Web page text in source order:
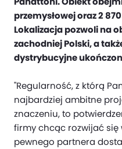
przemysłowej oraz 2
Lokalizacja pozwoli na
zachodniej Polski, a
dystrybucyjne
"Regularność, z którą
najbardziej ambitne
znaczeniu, to
firmy chcąc rozwijać się
pewnego partnera